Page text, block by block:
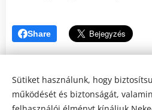
Share
Sütiket használunk, hogy
működését és biztonságát,